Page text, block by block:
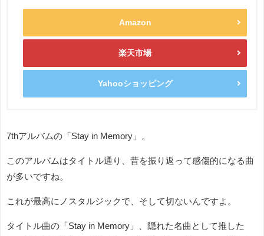
Amazon
楽天市場
Yahooショッピング
7thアルバムの「Stay in Memory」。
このアルバムはタイトル通り、昔を振り返って感傷的になる曲
が多いですね。
これが最高にノスタルジックで、そして切ないんですよ。
タイトル曲の「Stay in Memory」、隠れた名曲として推した